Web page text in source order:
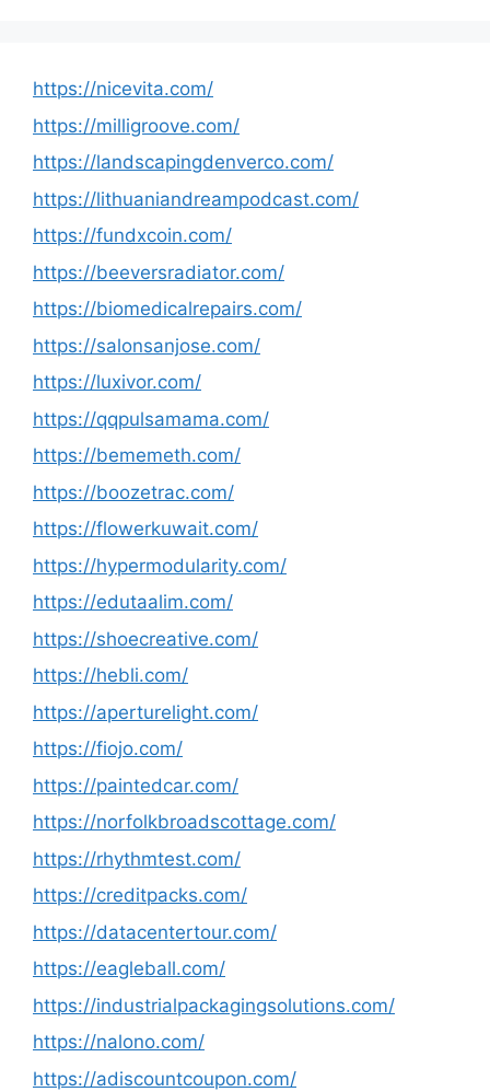
https://nicevita.com/
https://milligroove.com/
https://landscapingdenverco.com/
https://lithuaniandreampodcast.com/
https://fundxcoin.com/
https://beeversradiator.com/
https://biomedicalrepairs.com/
https://salonsanjose.com/
https://luxivor.com/
https://qqpulsamama.com/
https://bememeth.com/
https://boozetrac.com/
https://flowerkuwait.com/
https://hypermodularity.com/
https://edutaalim.com/
https://shoecreative.com/
https://hebli.com/
https://aperturelight.com/
https://fiojo.com/
https://paintedcar.com/
https://norfolkbroadscottage.com/
https://rhythmtest.com/
https://creditpacks.com/
https://datacentertour.com/
https://eagleball.com/
https://industrialpackagingsolutions.com/
https://nalono.com/
https://adiscountcoupon.com/